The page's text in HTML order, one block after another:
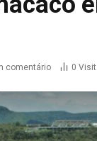
comentário 0